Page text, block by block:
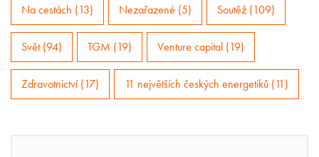
Na cestách (13) Nezařazené (5) Soutěž (109)
Svět (94) TGM (19) Venture capital (19)
Zdravotnictví (17) 11 největších českých energetiků (11)